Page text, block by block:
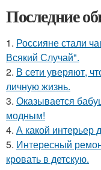
Последние
1. Россияне стали
Всякий Случай".
2. В сети уверяют,
личную жизнь.
3. Оказывается
модным!
4. А какой интерьер
5. Интересный
кровать в детскую.